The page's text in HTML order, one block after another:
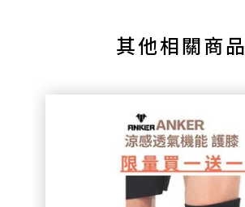
其他相關商品